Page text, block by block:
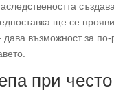
ще се
възможност за
при